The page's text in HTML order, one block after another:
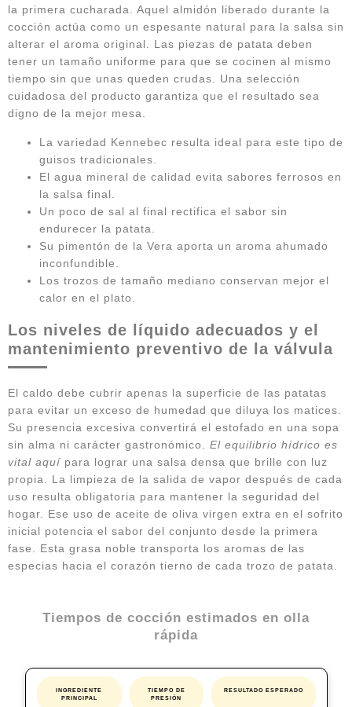
la primera cucharada. Aquel almidón liberado durante la
cocción actúa como un espesante natural para la salsa sin
alterar el aroma original. Las piezas de patata deben
tener un tamaño uniforme para que se cocinen al mismo
tiempo sin que unas queden crudas. Una selección
cuidadosa del producto garantiza que el resultado sea
digno de la mejor mesa.
La variedad Kennebec resulta ideal para este tipo de
guisos tradicionales.
El agua mineral de calidad evita sabores ferrosos en
la salsa final.
Un poco de sal al final rectifica el sabor sin
endurecer la patata.
Su pimentón de la Vera aporta un aroma ahumado
inconfundible.
Los trozos de tamaño mediano conservan mejor el
calor en el plato.
Los niveles de líquido adecuados y el
mantenimiento preventivo de la válvula
El caldo debe cubrir apenas la superficie de las patatas
para evitar un exceso de humedad que diluya los matices.
Su presencia excesiva convertirá el estofado en una sopa
sin alma ni carácter gastronómico. El equilibrio hídrico es
vital aquí para lograr una salsa densa que brille con luz
propia. La limpieza de la salida de vapor después de cada
uso resulta obligatoria para mantener la seguridad del
hogar. Ese uso de aceite de oliva virgen extra en el sofrito
inicial potencia el sabor del conjunto desde la primera
fase. Esta grasa noble transporta los aromas de las
especias hacia el corazón tierno de cada trozo de patata.
Tiempos de cocción estimados en olla
rápida
INGREDIENTE
PRINCIPAL
TIEMPO DE
PRESIÓN
RESULTADO ESPERADO